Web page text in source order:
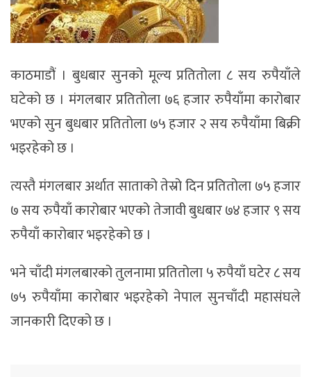
काठमाडौं । बुधबार सुनको मूल्य प्रतितोला ८ सय रुपैयाँले
घटेको छ । मंगलबार प्रतितोला ७६ हजार रुपैयाँमा कारोबार
भएको सुन बुधबार प्रतितोला ७५ हजार २ सय रुपैयाँमा बिक्री
भइरहेको छ ।
त्यस्तै मंगलबार अर्थात साताको तेस्रो दिन प्रतितोला ७५ हजार
७ सय रुपैयाँ कारोबार भएको तेजावी बुधबार ७४ हजार ९ सय
रुपैयाँ कारोबार भइरहेको छ ।
भने चाँदी मंगलबारको तुलनामा प्रतितोला ५ रुपैयाँ घटेर ८ सय
७५ रुपैयाँमा कारोबार भइरहेको नेपाल सुनचाँदी महासंघले
जानकारी दिएको छ ।